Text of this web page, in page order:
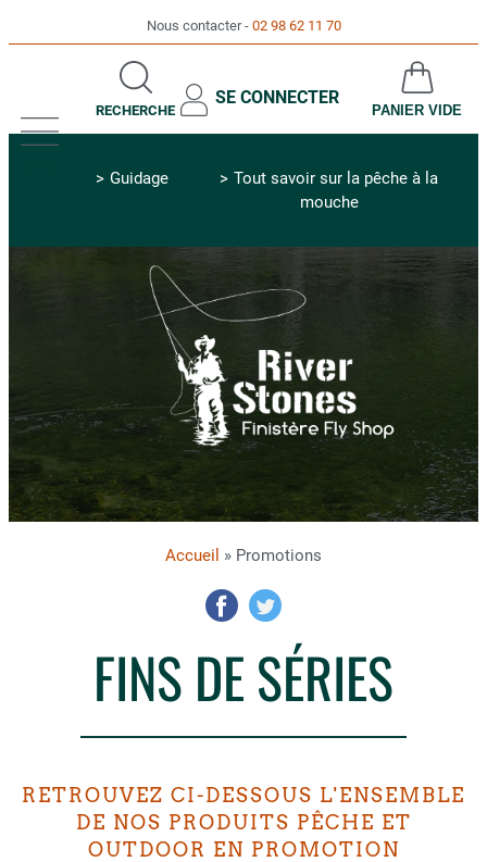
Nous contacter 02 98 62 11 70
RECHERCHE
SE CONNECTER
PANIER VIDE
Guidage
Tout savoir sur la pêche à la
mouche
Accueil » Promotions
FINS DE SÉRIES
RETROUVEZ CI-DESSOUS L'ENSEMBLE
DE NOS PRODUITS PÊCHE ET
OUTDOOR EN PROMOTION